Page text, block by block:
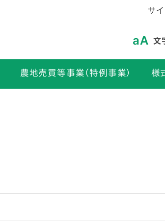
サ
文
農地売買等事業（特例事業） 様